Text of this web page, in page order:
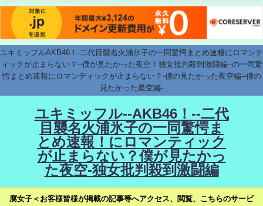
ユキミッフルAKB46！-二代目襲名火浦氷子の一同驚愕まとめ速報にロマンテ
ィックが止まらない？--僕が見たかった夜空！独女批判殺到激闘編--の一同驚
愕まとめ速報にロマンティックが止まらない？-僕の見たかった夜空編--僕の
見たかった星空編-
ユキミッフル--AKB46！--二代
目襲名火浦氷子の一同驚愕ま
とめ速報！にロマンティック
が止まらない？僕が見たかっ
た夜空-独女批判殺到激闘編
腐女子＜お客様皆様が掲載の記事等へアクセス、閲覧、こちらのサービ